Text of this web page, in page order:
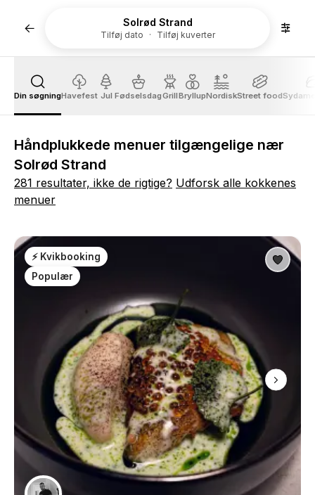
Solrød Strand
Tilføj dato Tilføj kuverter
Din søgningHavefest Jul FødselsdagGrillBryllupNordiskStreet food
Håndplukkede menuer tilgængelige nær
Solrød Strand
281 resultater, ikke de rigtige? Udforsk alle kokkenes
menuer
⚡ Kvikbooking
Populær